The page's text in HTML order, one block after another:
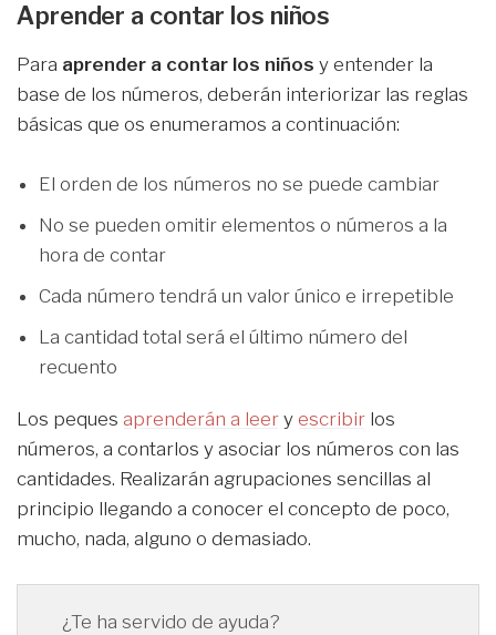
Aprender a contar los niños
Para aprender a contar los niños y entender la
base de los números, deberán interiorizar las reglas
básicas que os enumeramos a continuación:
El orden de los números no se puede cambiar
No se pueden omitir elementos o números a la
hora de contar
Cada número tendrá un valor único e irrepetible
La cantidad total será el último número del
recuento
Los peques aprenderán a leer y escribir los
números, a contarlos y asociar los números con las
cantidades. Realizarán agrupaciones sencillas al
principio llegando a conocer el concepto de poco,
mucho, nada, alguno o demasiado.
¿Te ha servido de ayuda?